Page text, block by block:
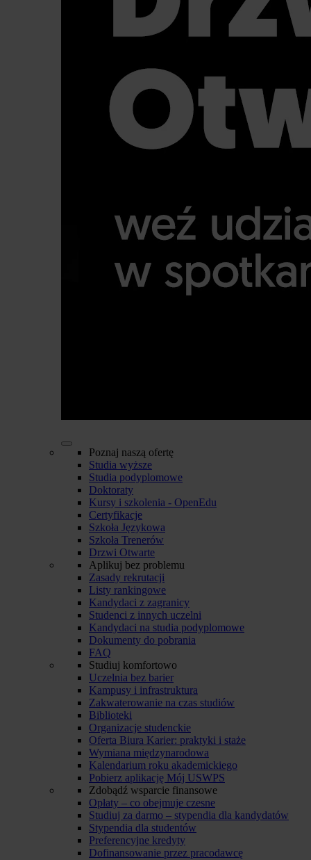
Poznaj naszą ofertę
Studia wyższe
Studia podyplomowe
Doktoraty
Kursy i szkolenia - OpenEdu
Certyfikacje
Szkoła Językowa
Szkoła Trenerów
Drzwi Otwarte
Aplikuj bez problemu
Zasady rekrutacji
Listy rankingowe
Kandydaci z zagranicy
Studenci z innych uczelni
Kandydaci na studia podyplomowe
Dokumenty do pobrania
FAQ
Studiuj komfortowo
Uczelnia bez barier
Kampusy i infrastruktura
Zakwaterowanie na czas studiów
Biblioteki
Organizacje studenckie
Oferta Biura Karier: praktyki i staże
Wymiana międzynarodowa
Kalendarium roku akademickiego
Pobierz aplikację Mój USWPS
Zdobądź wsparcie finansowe
Opłaty – co obejmuje czesne
Studiuj za darmo – stypendia dla kandydatów
Stypendia dla studentów
Preferencyjne kredyty
Dofinansowanie przez pracodawcę